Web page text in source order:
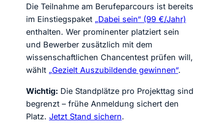
Die Teilnahme am Berufeparcours ist bereits
im Einstiegspaket „Dabei sein“ (99 €/Jahr)
enthalten. Wer prominenter platziert sein
und Bewerber zusätzlich mit dem
wissenschaftlichen Chancentest prüfen will,
wählt „Gezielt Auszubildende gewinnen“.
Wichtig: Die Standplätze pro Projekttag sind
begrenzt – frühe Anmeldung sichert den
Platz. Jetzt Stand sichern.